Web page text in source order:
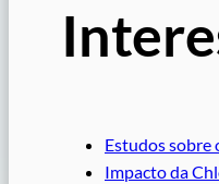
Estudos sobre
Impacto da